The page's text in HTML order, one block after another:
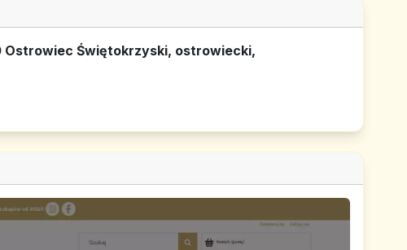
Świętokrzyski, ostrowiecki,